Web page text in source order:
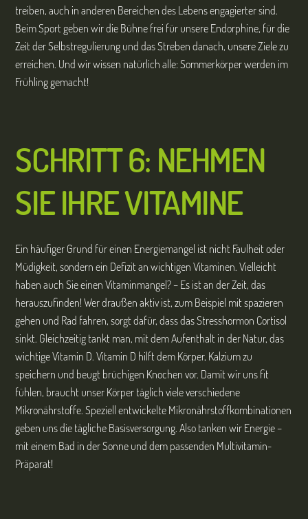
treiben, auch in anderen Bereichen des Lebens engagierter sind.
Beim Sport geben wir die Bühne frei für unsere Endorphine, für die
Zeit der Selbstregulierung und das Streben danach, unsere Ziele zu
erreichen. Und wir wissen natürlich alle: Sommerkörper werden im
Frühling gemacht!
SCHRITT 6: NEHMEN
SIE IHRE VITAMINE
Ein häufiger Grund für einen Energiemangel ist nicht Faulheit oder
Müdigkeit, sondern ein Defizit an wichtigen Vitaminen. Vielleicht
haben auch Sie einen Vitaminmangel? – Es ist an der Zeit, das
herauszufinden! Wer draußen aktiv ist, zum Beispiel mit spazieren
gehen und Rad fahren, sorgt dafür, dass das Stresshormon Cortisol
sinkt. Gleichzeitig tankt man, mit dem Aufenthalt in der Natur, das
wichtige Vitamin D. Vitamin D hilft dem Körper, Kalzium zu
speichern und beugt brüchigen Knochen vor. Damit wir uns fit
fühlen, braucht unser Körper täglich viele verschiedene
Mikronährstoffe. Speziell entwickelte Mikronährstoffkombinationen
geben uns die tägliche Basisversorgung. Also tanken wir Energie –
mit einem Bad in der Sonne und dem passenden Multivitamin-
Präparat!